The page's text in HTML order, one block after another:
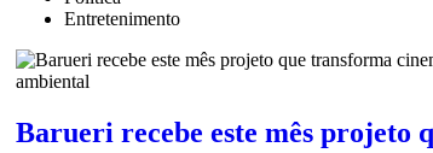
Entretenimento
Barueri recebe este mês projeto